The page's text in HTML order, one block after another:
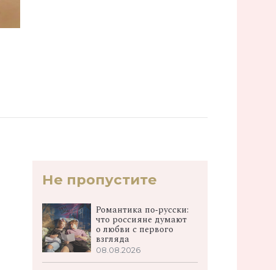
Не пропустите
Романтика по‑русски:
что россияне думают
о любви с первого
взгляда
08.08.2026